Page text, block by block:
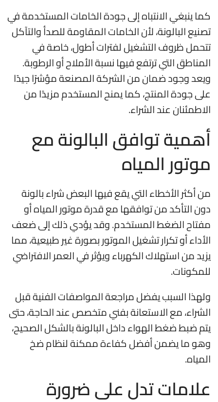
كما ينبغي الانتباه إلى جودة الخامات المستخدمة في
تصنيع البالونة، لأن الخامات المقاومة للصدأ والتآكل
تتحمل ظروف التشغيل لفترات أطول، خاصة في
المناطق التي ترتفع فيها نسبة الأملاح أو الرطوبة.
ويعد وجود ضمان من الشركة المصنعة مؤشرًا جيدًا
على جودة المنتج، كما يمنح المستخدم مزيدًا من
الاطمئنان عند الشراء.
أهمية توافق البالونة مع
موتور المياه
من أكثر الأخطاء التي يقع فيها البعض شراء بالونة
دون التأكد من توافقها مع قدرة موتور المياه أو
مفتاح الضغط المستخدم. وقد يؤدي ذلك إلى ضعف
الأداء أو تكرار تشغيل الموتور بصورة غير طبيعية، مما
يزيد من استهلاك الكهرباء ويؤثر في العمر الافتراضي
للمكونات.
ولهذا السبب يفضل مراجعة المواصفات الفنية قبل
الشراء، مع الاستعانة بفني متخصص عند الحاجة، حتى
يتم ضبط ضغط الهواء داخل البالونة بالشكل الصحيح،
وهو ما يضمن أفضل كفاءة ممكنة لنظام ضخ
المياه.
علامات تدل على ضرورة